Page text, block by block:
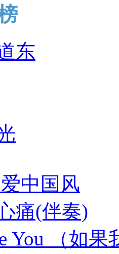
东
中国风
痛(伴奏)
You （如